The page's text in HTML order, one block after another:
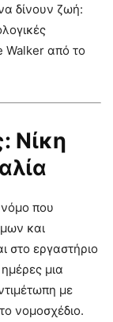
δίνουν ζωή:
Walker από το
Νίκη
νόμο που
και
στο εργαστήριο
μια
με
νομοσχέδιο.